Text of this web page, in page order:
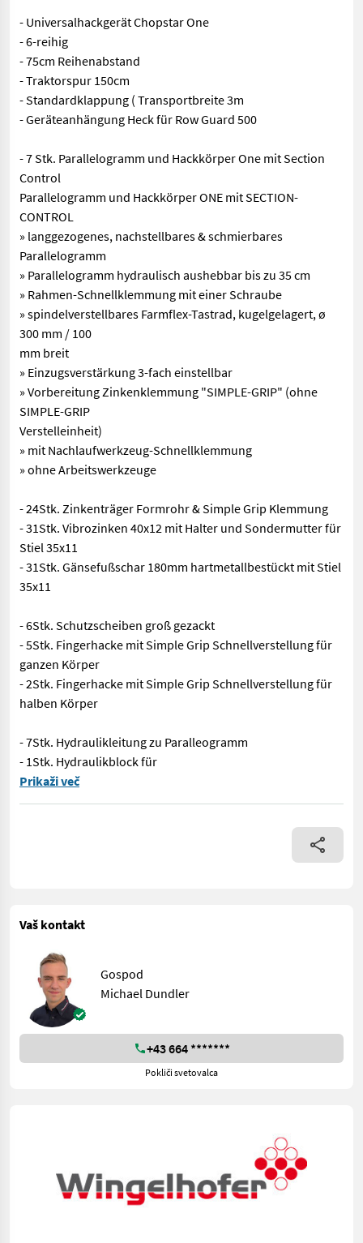
- Universalhackgerät Chopstar One
- 6-reihig
- 75cm Reihenabstand
- Traktorspur 150cm
- Standardklappung ( Transportbreite 3m
- Geräteanhängung Heck für Row Guard 500
- 7 Stk. Parallelogramm und Hackkörper One mit Section
Control
Parallelogramm und Hackkörper ONE mit SECTION-
CONTROL
» langgezogenes, nachstellbares & schmierbares
Parallelogramm
» Parallelogramm hydraulisch aushebbar bis zu 35 cm
» Rahmen-Schnellklemmung mit einer Schraube
» spindelverstellbares Farmflex-Tastrad, kugelgelagert, ø
300 mm / 100
mm breit
» Einzugsverstärkung 3-fach einstellbar
» Vorbereitung Zinkenklemmung "SIMPLE-GRIP" (ohne
SIMPLE-GRIP
Verstelleinheit)
» mit Nachlaufwerkzeug-Schnellklemmung
» ohne Arbeitswerkzeuge
- 24Stk. Zinkenträger Formrohr & Simple Grip Klemmung
- 31Stk. Vibrozinken 40x12 mit Halter und Sondermutter für
Stiel 35x11
- 31Stk. Gänsefußschar 180mm hartmetallbestückt mit Stiel
35x11
- 6Stk. Schutzscheiben groß gezackt
- 5Stk. Fingerhacke mit Simple Grip Schnellverstellung für
ganzen Körper
- 2Stk. Fingerhacke mit Simple Grip Schnellverstellung für
halben Körper
- 7Stk. Hydraulikleitung zu Paralleogramm
- 1Stk. Hydraulikblock für
- Vorführgerät mit ca. 60ha - Universalhackgerät Chopstar
Prikaži več
Vaš kontakt
Gospod
Michael Dundler
+43 664 *******
Pokliči svetovalca